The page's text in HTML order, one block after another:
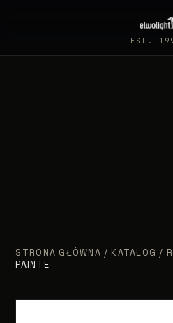
EST.
STRONA GŁÓWNA / KATALOG /
PAINTE